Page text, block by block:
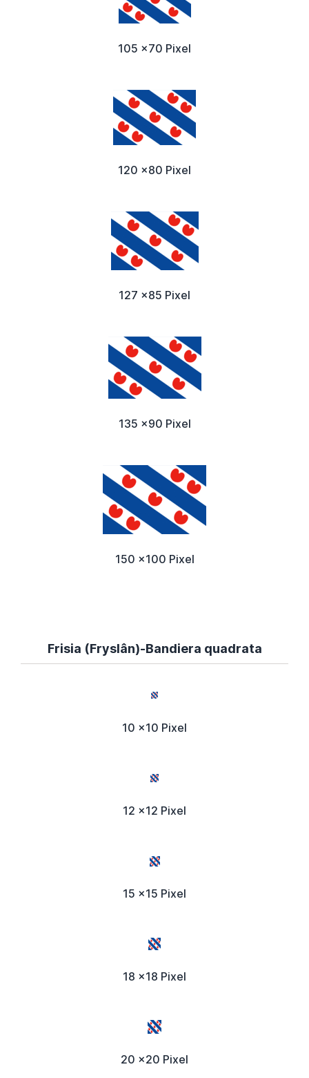
105 x70 Pixel
120 x80 Pixel
127 x85 Pixel
135 x90 Pixel
150 x100 Pixel
Frisia (Fryslân)-Bandiera quadrata
10 x10 Pixel
12 x12 Pixel
15 x15 Pixel
18 x18 Pixel
20 x20 Pixel